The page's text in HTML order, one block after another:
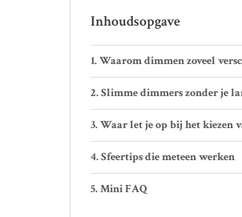
Inhoudsopgave
Waarom dimmen zoveel
Slimme dimmers zonder je
Waar let je op bij het kiezen
Sfeertips die meteen werken
Mini FAQ